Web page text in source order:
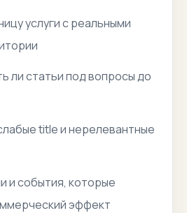
услуги с реальными
ли статьи под вопросы до
title и нерелевантные
и события, которые
эффект